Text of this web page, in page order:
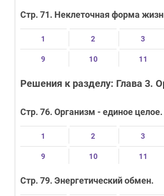
Стр. 71. Неклеточная форма
1 2 3
9 10 11
Решения к разделу: Глава 3.
Стр. 76. Организм - единое
1 2 3
9 10 11
Стр. 79. Энергетический обмен.